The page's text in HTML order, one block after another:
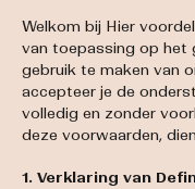
Welkom bij Hier
van toepassing op het
gebruik te maken van
accepteer je de
volledig en zonder
deze voorwaarden,
1. Verklaring van